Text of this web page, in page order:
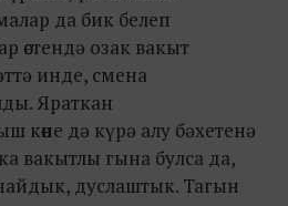
да бик белеп
өстендә озак вакыт
инде, смена
Яраткан
дә күрә алу бәхетенә
вакытлы гына булса да,
дуслаштык. Тагын